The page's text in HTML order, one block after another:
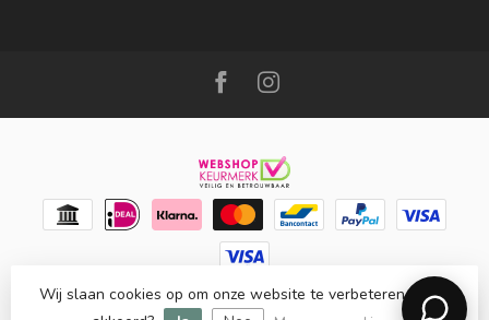
© Copyright 2026 Meubello®- Powered byLightspeed-
Wij slaan cookies op om onze website te verbeteren. Is dat